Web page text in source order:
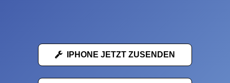
IPHONE JETZT ZUSENDEN